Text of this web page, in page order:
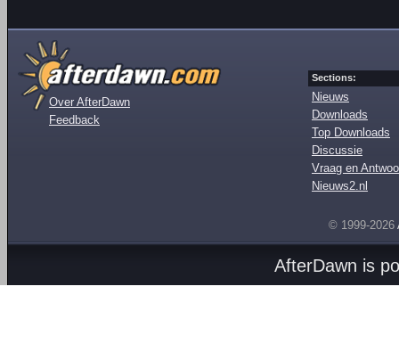
Over AfterDawn
Feedback
Sections:
Nieuws
Downloads
Top Downloads
Discussie
Vraag en
Nieuws2.nl
© 1999-2026
AfterDawn is